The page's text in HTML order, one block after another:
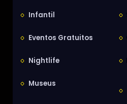
Infantil
Eventos Gratuitos
Nightlife
Museus